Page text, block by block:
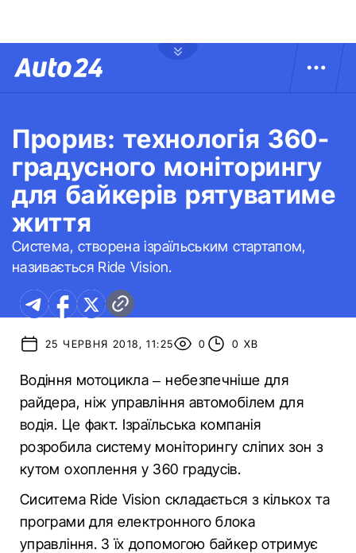
Прорив: технологія 360-
градусного моніторингу
для байкерів рятуватиме
життя
Система, створена ізраїльським стартапом,
називається Ride Vision.
25 ЧЕРВНЯ 2018, 11:25 0 0 ХВ
Водіння мотоцикла – небезпечніше для
райдера, ніж управління автомобілем для
водія. Це факт. Ізраїльська компанія
розробила систему моніторингу сліпих зон з
кутом охоплення у 360 градусів.
Сиситема Ride Vision складається з кількох та
програми для електронного блока
управління. З їх допомогою байкер отримує